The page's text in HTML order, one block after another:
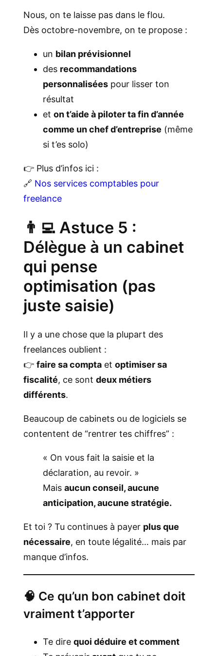
Nous, on te laisse pas dans le flou.
Dès octobre-novembre, on te propose :
un bilan prévisionnel
des recommandations
personnalisées pour lisser ton
résultat
et on t’aide à piloter ta fin d’année
comme un chef d’entreprise (même
si t’es solo)
👉 Plus d’infos ici :
🔗 Nos services comptables pour
freelance
👨‍💻 Astuce 5 :
Délègue à un cabinet
qui pense
optimisation (pas
juste saisie)
Il y a une chose que la plupart des
freelances oublient :
👉 faire sa compta et optimiser sa
fiscalité, ce sont deux métiers
différents.
Beaucoup de cabinets ou de logiciels se
contentent de “rentrer tes chiffres” :
« On vous fait la saisie et la
déclaration, au revoir. »
Mais aucun conseil, aucune
anticipation, aucune stratégie.
Et toi ? Tu continues à payer plus que
nécessaire, en toute légalité… mais par
manque d’infos.
🧠 Ce qu’un bon cabinet doit
vraiment t’apporter
Te dire quoi déduire et comment